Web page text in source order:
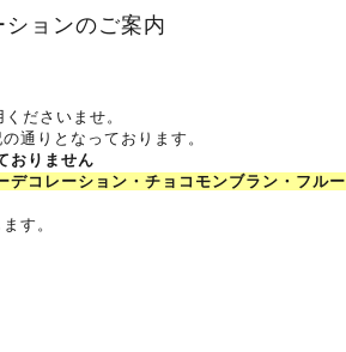
ョンのご案内
ださいませ。
通りとなっております。
おりません
デコレーション・チョコモンブラン・フルー
す。